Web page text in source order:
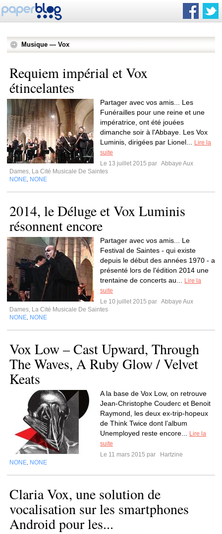
Musique — Vox
Requiem impérial et Vox
étincelantes
Partager avec vos amis... Les
Funérailles pour une reine et une
impératrice, ont été jouées
dimanche soir à l'Abbaye. Les Vox
Luminis, dirigées par Lionel...
Lire la
suite
Le 13 juillet 2015 par Abbaye Aux
Dames, La Cité Musicale De Saintes
NONE NONE
2014, le Déluge et Vox Luminis
résonnent encore
Partager avec vos amis... Le
Festival de Saintes - qui existe
depuis le début des années 1970 - a
présenté lors de l'édition 2014 une
trentaine de concerts au...
Lire la
suite
Le 10 juillet 2015 par Abbaye Aux
Dames, La Cité Musicale De Saintes
NONE NONE
Vox Low – Cast Upward, Through
The Waves, A Ruby Glow / Velvet
Keats
A la base de Vox Low, on retrouve
Jean-Christophe Couderc et Benoit
Raymond, les deux ex-trip-hopeux
de Think Twice dont l’album
Unemployed reste encore...
Lire la
suite
Le 11 mars 2015 par
Hartzine
NONE NONE
Claria Vox, une solution de
vocalisation sur les smartphones
Android pour les...